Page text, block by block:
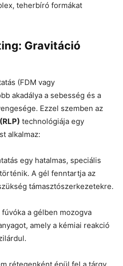
teherbíró formákat
Gravitáció
(FDM vagy
akadálya a sebesség és a
Ezzel szemben az
technológiája egy
alkalmaz:
egy hatalmas, speciális
A gél fenntartja az
támasztószerkezetekre.
fúvóka a gélben mozogva
amely a kémiai reakció